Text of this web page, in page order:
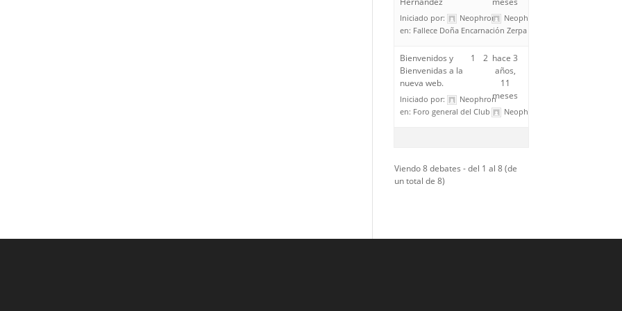
Iniciado por:
Neophron
en: Fallece Doña Encarnación Zerpa Hernández
Neophron
Bienvenidos y
Bienvenidas a la
nueva web.
Iniciado por:
Neophron
en: Foro general del Club
1 2 hace 3
años,
11
meses
Neophron
Viendo 8 debates - del 1 al 8 (de
un total de 8)